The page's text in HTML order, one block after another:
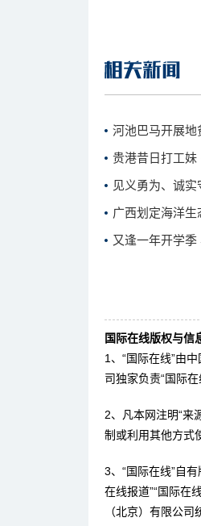
河池巴马开展
贵港昔日打工妹
见义勇为、诚实
广西划定海洋生
又逢一年开学
国际在线版权与信
1、“国际在线”由
司独家负责“国际在
2、凡本网注明“来
制或利用其他方式
3、“国际在线”自
在线报道”“国际在
（北京）有限公司